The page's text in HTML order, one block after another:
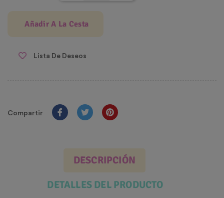
Añadir A La Cesta
Lista De Deseos
Compartir
DESCRIPCIÓN
DETALLES DEL PRODUCTO